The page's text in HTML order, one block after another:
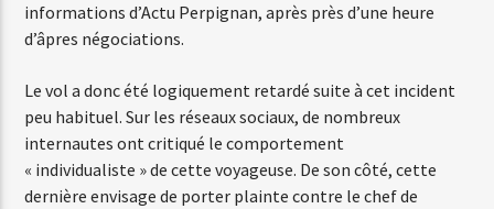
Web-Radio-Sicily
Web-Radio-Années 70
informations d’Actu Perpignan, après près d’une heure
d’âpres négociations.
Le vol a donc été logiquement retardé suite à cet incident
peu habituel. Sur les réseaux sociaux, de nombreux
internautes ont critiqué le comportement
« individualiste » de cette voyageuse. De son côté, cette
dernière envisage de porter plainte contre le chef de